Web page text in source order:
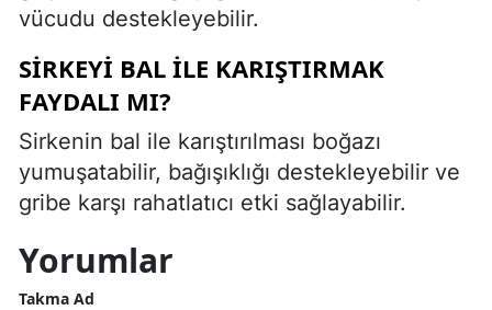
vücudu destekleyebilir.
SIRKEYI BAL ILE KARIŞTIRMAK
FAYDALI MI?
Sirkenin bal ile karıştırılması boğazı
yumuşatabilir, bağışıklığı destekleyebilir ve
gribe karşı rahatlatıcı etki sağlayabilir.
Yorumlar
Takma Ad